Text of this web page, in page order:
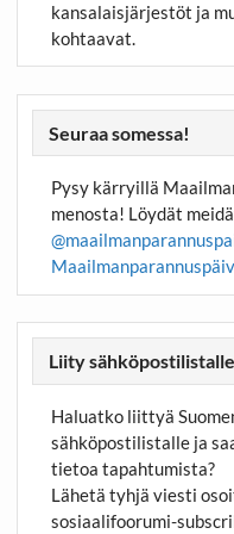
kansalaisjärjestöt ja
kohtaavat.
Seuraa somessa!
Pysy kärryillä
menosta! Löydät
Liity sähköpostilistalle
Haluatko liittyä
sähköpostilistalle ja
tietoa tapahtumista?
Lähetä tyhjä viesti
sosiaalifoorumi-